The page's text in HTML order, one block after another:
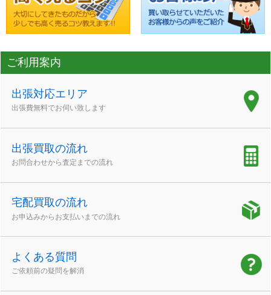
ご利用案内
出張対応エリア
出張費無料でお伺い致します
出張買取の流れ
お問合わせから査定までの流れ
宅配買取の流れ
お申込みからお支払いまでの流れ
よくある質問
ご依頼前の疑問を解消